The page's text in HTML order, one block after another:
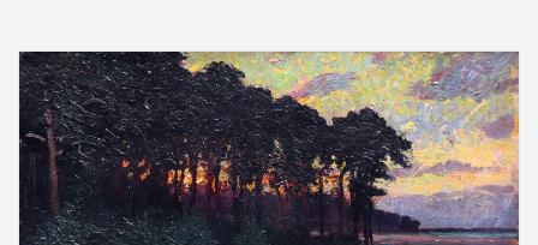
THEMEN
ENTDECKEN